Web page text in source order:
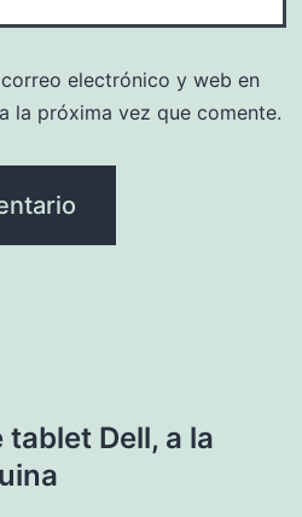
electrónico y web en
la próxima vez que comente.
Dell, a la